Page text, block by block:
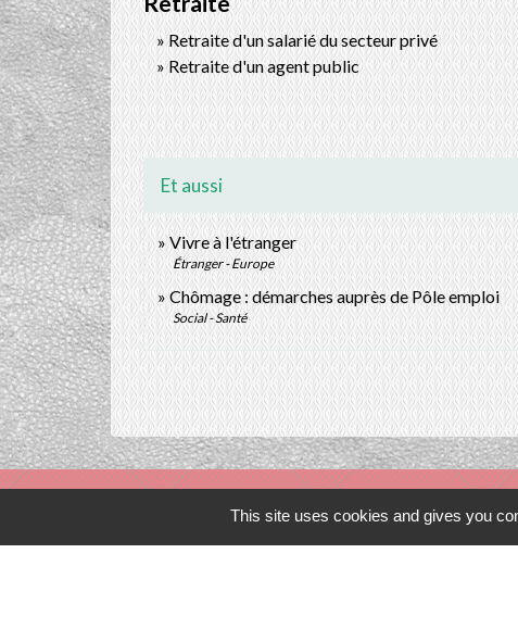
Retraite d'un salarié du secteur privé
Retraite d'un agent public
Et aussi
Vivre à l'étranger
Étranger - Europe
Chômage : démarches auprès de Pôle emploi
Social - Santé
This site uses cookies and gives you